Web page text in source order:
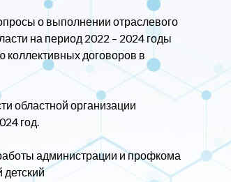
о выполнении отраслевого
на период 2022 – 2024 годы
коллективных договоров в
областной организации
год.
администрации и профкома